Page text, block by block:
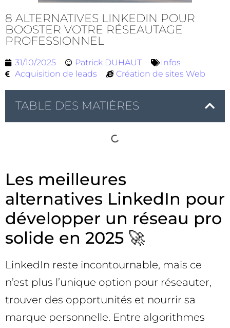
8 ALTERNATIVES LINKEDIN POUR
BOOSTER VOTRE RÉSEAUTAGE
PROFESSIONNEL
31/10/2025 Patrick DUHAUT
Infos
Acquisition de leads
Création de sites Web
TABLE DES MATIÈRES
Les meilleures
alternatives LinkedIn pour
développer un réseau pro
solide en 2025 🚀
LinkedIn reste incontournable, mais ce
n’est plus l’unique option pour réseauter,
trouver des opportunités et nourrir sa
marque personnelle. Entre algorithmes